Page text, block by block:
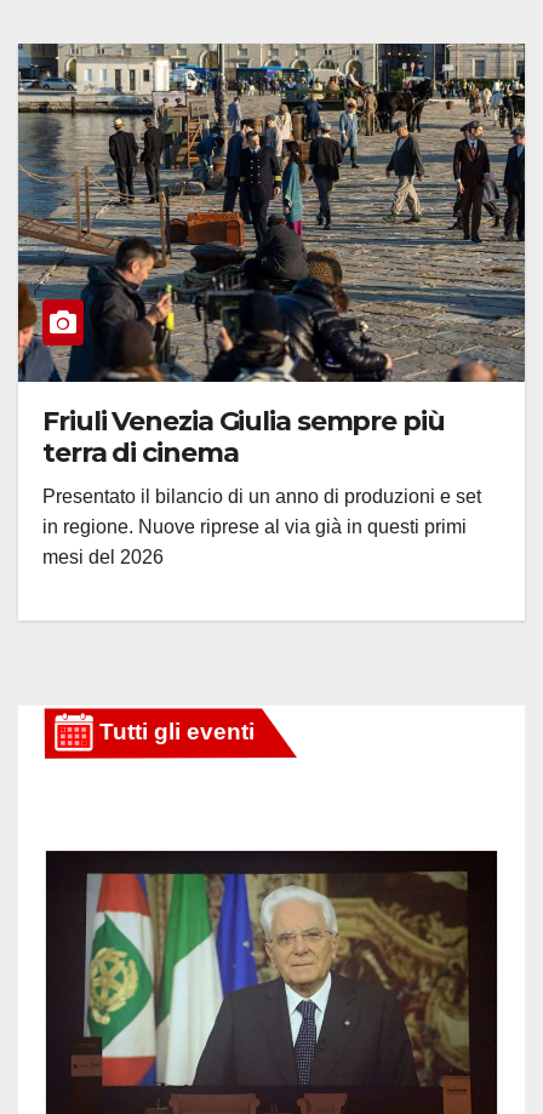
Friuli Venezia Giulia sempre più
terra di cinema
Presentato il bilancio di un anno di produzioni e set
in regione. Nuove riprese al via già in questi primi
mesi del 2026